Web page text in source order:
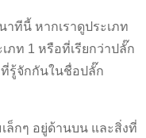
ทีนี้ หากเราดูประเภท
ภท 1 หรือที่เรียกว่าปลั๊ก
รู้จักกันในชื่อปลั๊ก
ล็กๆ อยู่ด้านบน และสิ่งที่